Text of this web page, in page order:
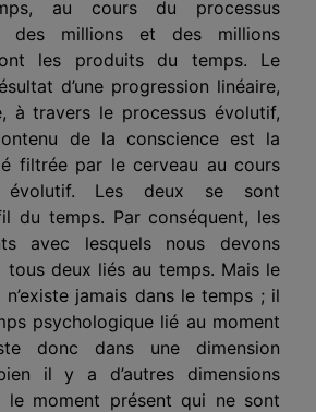
au cours du processus
des millions et des millions
les produits du temps. Le
d’une progression linéaire,
à travers le processus évolutif,
de la conscience est la
filtrée par le cerveau au cours
évolutif. Les deux se sont
du temps. Par conséquent, les
avec lesquels nous devons
deux liés au temps. Mais le
jamais dans le temps ; il
psychologique lié au moment
donc dans une dimension
il y a d’autres dimensions
le moment présent qui ne sont